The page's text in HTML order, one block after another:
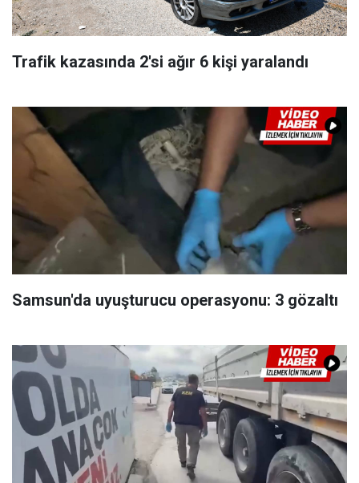
Trafik kazasında 2'si ağır 6 kişi yaralandı
Samsun'da uyuşturucu operasyonu: 3 gözaltı